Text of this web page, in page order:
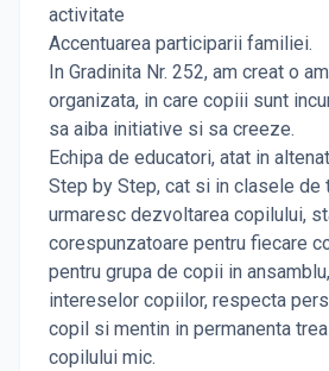
activitate
Accentuarea participarii familiei.
In Gradinita Nr. 252, am creat o
organizata, in care copiii sunt
sa aiba initiative si sa creeze.
Echipa de educatori, atat in
Step by Step, cat si in clasele de
urmaresc dezvoltarea copilului,
corespunzatoare pentru fiecare
pentru grupa de copii in
intereselor copiilor, respecta
copil si mentin in permanenta
copilului mic.